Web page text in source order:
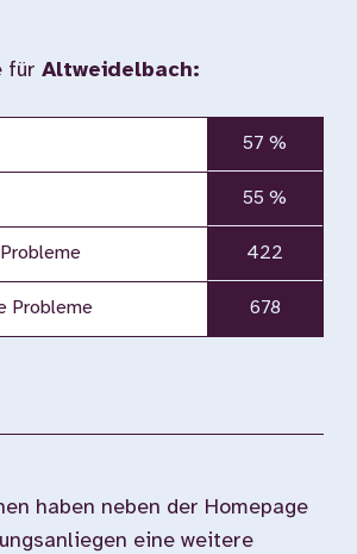
für Altweidelbach:
57 %
55 %
422
Probleme 678
haben neben der Homepage
eine weitere